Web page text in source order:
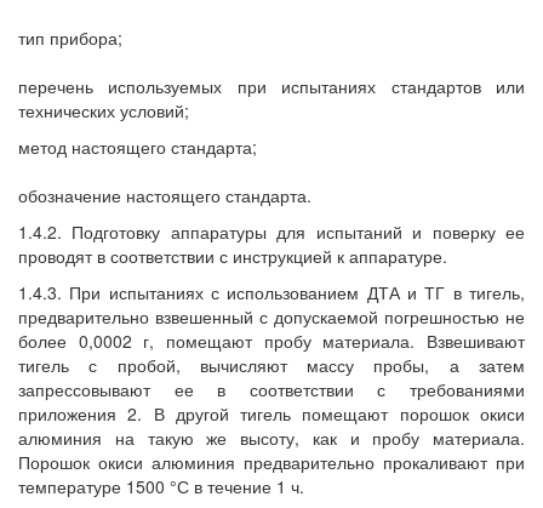
тип прибора;
перечень используемых при испытаниях стандартов или
технических условий;
метод настоящего стандарта;
обозначение настоящего стандарта.
1.4.2. Подготовку аппаратуры для испытаний и поверку ее
проводят в соответствии с инструкцией к аппаратуре.
1.4.3. При испытаниях с использованием ДТА и ТГ в тигель,
предварительно взвешенный с допускаемой погрешностью не
более 0,0002 г, помещают пробу материала. Взвешивают
тигель с пробой, вычисляют массу пробы, а затем
запрессовывают ее в соответствии с требованиями
приложения 2. В другой тигель помещают порошок окиси
алюминия на такую же высоту, как и пробу материала.
Порошок окиси алюминия предварительно прокаливают при
температуре 1500 °С в течение 1 ч.